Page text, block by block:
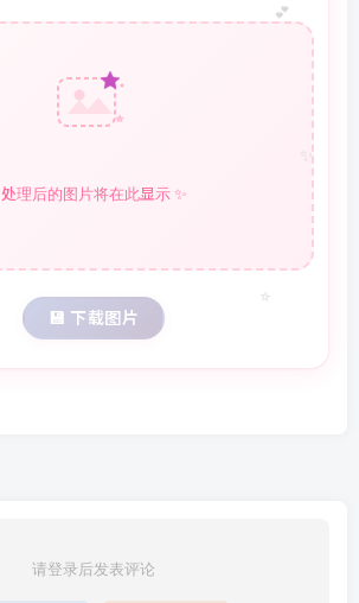
处理后的图片将在此显示 ✨
💾 下载图片
💕
✨
⭐
请登录后发表评论